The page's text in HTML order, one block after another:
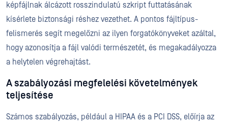
képfájlnak álcázott rosszindulatú szkript futtatásának
kísérlete biztonsági réshez vezethet. A pontos fájltípus-
felismerés segít megelőzni az ilyen forgatókönyveket azáltal,
hogy azonosítja a fájl valódi természetét, és megakadályozza
a helytelen végrehajtást.
A szabályozási megfelelési követelmények
teljesítése
Számos szabályozás, például a HIPAA és a PCI DSS, előírja az